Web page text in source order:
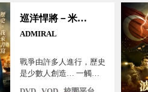
巡洋悍將－米歇爾
ADMIRAL
戰爭由許多人進行，歷史
是少數人創造… 一觸即